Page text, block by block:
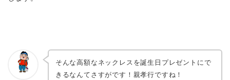
そんな高額なネックレスを誕生日プレゼントにで
きるなんてさすがです！親孝行ですね！